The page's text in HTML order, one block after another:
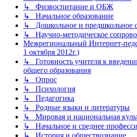
↳ Физвоспитание и ОБЖ
↳ Начальное образование
↳ Дошкольное и предшкольное
↳ Научно-методическое
Межрегиональный Интернет-
1 октября 2012г.)
↳ Готовность учителя к
общего образования
↳ Опрос
↳ Психология
↳ Педагогика
↳ Родные языки и литературы
↳ Мировая и национальная
↳ Начальное и среднее
↳ История и обществознание